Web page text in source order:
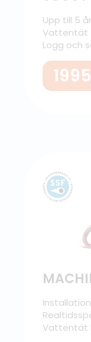
Upp till 5
Vattentät
Logg och
1995
Vattentät